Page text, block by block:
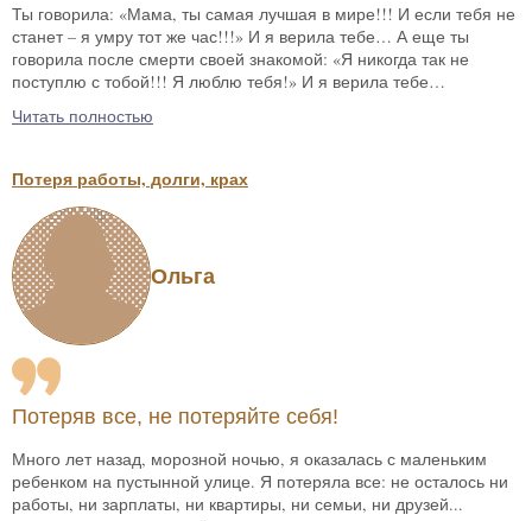
Ты говорила: «Мама, ты самая лучшая в мире!!! И если тебя не
станет – я умру тот же час!!!» И я верила тебе… А еще ты
говорила после смерти своей знакомой: «Я никогда так не
поступлю с тобой!!! Я люблю тебя!» И я верила тебе…
Читать полностью
Потеря работы, долги, крах
Ольга
Потеряв все, не потеряйте себя!
Много лет назад, морозной ночью, я оказалась с маленьким
ребенком на пустынной улице. Я потеряла все: не осталось ни
работы, ни зарплаты, ни квартиры, ни семьи, ни друзей...